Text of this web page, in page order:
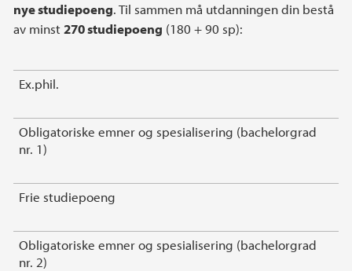
nye studiepoeng. Til sammen må utdanningen din bestå
av minst270 studiepoeng (180 + 90 sp):
Ex.phil.
Obligatoriske emner og spesialisering (bachelorgrad
nr. 1)
Frie studiepoeng
Obligatoriske emner og spesialisering (bachelorgrad
nr. 2)